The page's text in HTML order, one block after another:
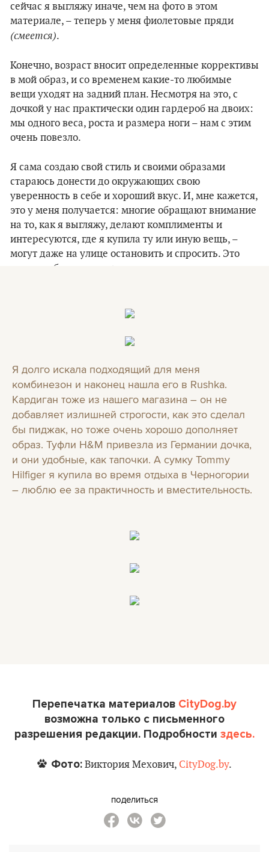
сейчас я выгляжу иначе, чем на фото в этом
материале, – теперь у меня фиолетовые пряди
(смеется).
Конечно, возраст вносит определенные коррективы
в мой образ, и со временем какие-то любимые
вещи уходят на задний план. Несмотря на это, с
дочкой у нас практически один гардероб на двоих:
мы одного веса, роста и размера ноги – нам с этим
очень повезло.
Я сама создаю свой стиль и своими образами
стараюсь донести до окружающих свою
уверенность в себе и хороший вкус. И, мне кажется,
это у меня получается: многие обращают внимание
на то, как я выгляжу, делают комплименты и
интересуются, где я купила ту или иную вещь, –
могут даже на улице остановить и спросить. Это
всегда забавно и приятно.
Я долго искала подходящий для меня
комбинезон и наконец нашла его в Rushka.
Кардиган тоже из нашего магазина – он не
добавляет излишней строгости, как это сделал
бы пиджак, но тоже очень хорошо дополняет
образ. Туфли H&M привезла из Германии дочка,
и они удобные, как тапочки. А сумку Tommy
Hilfiger я купила во время отдыха в Черногории
– люблю ее за практичность и вместительность.
Перепечатка материалов CityDog.by
возможна только с письменного
разрешения редакции. Подробности здесь.
Фото: Виктория Мехович, CityDog.by.
поделиться